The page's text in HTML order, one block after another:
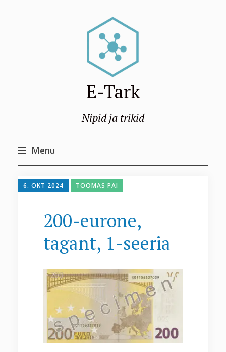
E-Tark
Nipid ja trikid
Menu
to
6. OKT 2024 TOOMAS PAI
200-eurone,
tagant, 1-seeria